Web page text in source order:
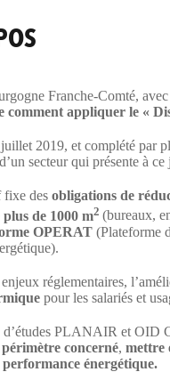
Franche-Comté,
comment appliquer le «
2019, et complété par
secteur qui présente à
fixe des obligations de
plus de 1000 m2 (bureaux,
OPERAT (Plateforme
réglementaires,
pour les salariés et
PLANAIR et OID
concerné, mettre
performance énergétique.